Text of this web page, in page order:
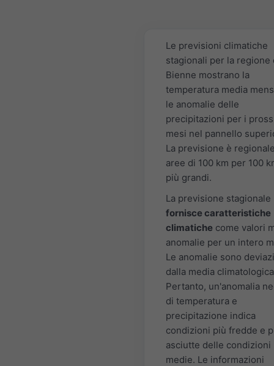
Le previsioni climatiche
stagionali per la regione
Bienne mostrano la
temperatura media
le anomalie delle
precipitazioni per i
mesi nel pannello
La previsione è
aree di 100 km per 100
più grandi.
La previsione stagionale
fornisce caratteristiche
climatiche come valori
anomalie per un intero
Le anomalie sono
dalla media
Pertanto, un'anomalia
di temperatura e
precipitazione indica
condizioni più fredde e
asciutte delle condizioni
medie. Le informazioni